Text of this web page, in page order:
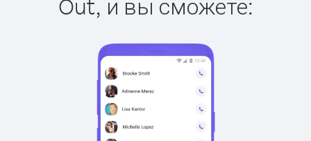
Out, и вы сможете: